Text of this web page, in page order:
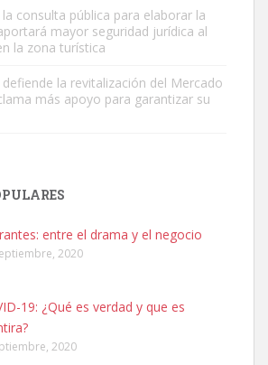
| 6.7.2025
consulta pública para elaborar la
mayor seguridad jurídica al
la zona turística
la revitalización del Mercado
más apoyo para garantizar su
entre el drama y el negocio
2020
19: ¿Qué es verdad y que es
2020